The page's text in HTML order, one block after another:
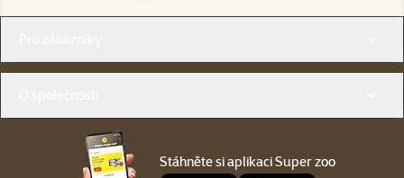
Stáhněte si aplikaci Super zoo